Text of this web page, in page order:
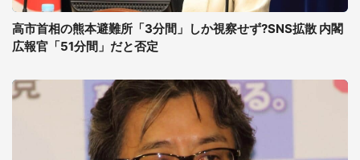
高市首相の熊本避難所「3分間」しか視察せず?SNS拡散 内閣
広報官「51分間」だと否定